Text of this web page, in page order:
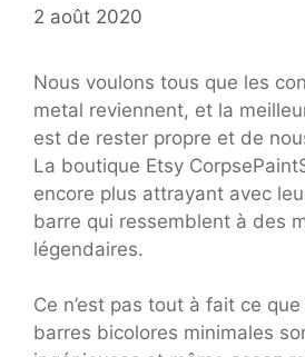
2 août 2020
Nous voulons tous que les
metal reviennent, et la
est de rester propre et de
La boutique Etsy
encore plus attrayant avec
barre qui ressemblent à des
légendaires.
Ce n’est pas tout à fait ce
barres bicolores minimales